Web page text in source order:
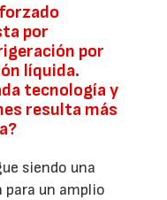
por
por
líquida.
tecnología y
resulta más
siendo una
un amplio